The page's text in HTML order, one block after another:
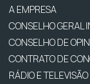
A EMPRESA
CONSELHO GERAL
CONSELHO DE
CONTRATO DE
RÁDIO E TELEVISÃO